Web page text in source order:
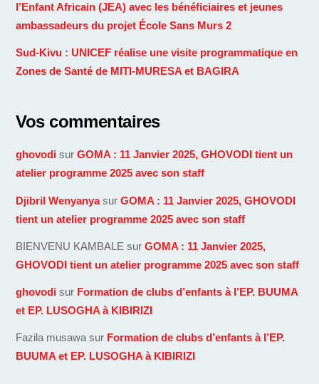
l’Enfant Africain (JEA) avec les bénéficiaires et jeunes
ambassadeurs du projet École Sans Murs 2
Sud-Kivu : UNICEF réalise une visite programmatique en
Zones de Santé de MITI-MURESA et BAGIRA
Vos commentaires
ghovodi surGOMA : 11 Janvier 2025, GHOVODI tient un
atelier programme 2025 avec son staff
Djibril WenyanyasurGOMA : 11 Janvier 2025, GHOVODI
tient un atelier programme 2025 avec son staff
BIENVENU KAMBALE surGOMA : 11 Janvier 2025,
GHOVODI tient un atelier programme 2025 avec son staff
ghovodi sur Formation de clubs d’enfants à l’EP. BUUMA
et EP. LUSOGHA à KIBIRIZI
Fazila musawa sur Formation de clubs d’enfants à l’EP.
BUUMA et EP. LUSOGHA à KIBIRIZI